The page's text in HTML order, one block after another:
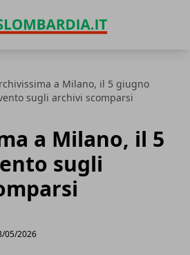
a Milano, il 5 giugno
sugli archivi scomparsi
a Milano, il 5
sugli
05/2026